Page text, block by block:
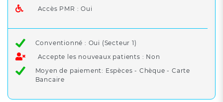
Accès PMR : Oui
Conventionné : Oui (Secteur 1)
Accepte les nouveaux patients : Non
Moyen de paiement: Espèces - Chèque - Carte
Bancaire